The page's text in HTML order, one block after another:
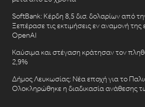
SoftBank: Κέρδη 8,5 δισ. δολαρίων από
Ξεπέρασε τις εκτιμήσεις εν αναμονή της
OpenAI
Καύσιμα και στέγαση κράτησαν τον
2,9%
Δήμος Λευκωσίας: Νέα εποχή για το
Ολοκληρώθηκε η διαδικασία ανάθεσης